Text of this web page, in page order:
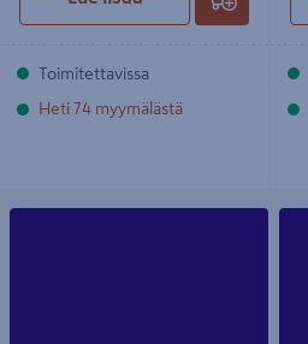
Toimitettavissa
Heti 74 myymälästä